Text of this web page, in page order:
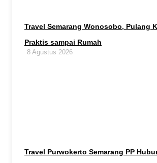
Travel Semarang Wonosobo, Pulang
Praktis sampai Rumah
8 Agustus 2026
Travel Purwokerto Semarang PP